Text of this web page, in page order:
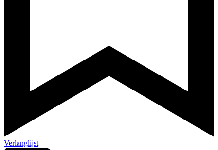
Verlanglijst